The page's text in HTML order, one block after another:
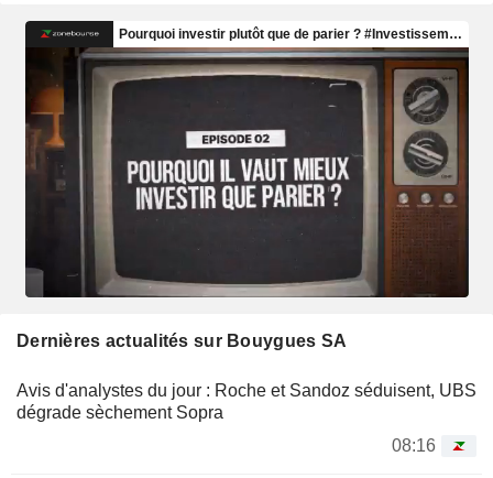
Dernières actualités sur Bouygues SA
Avis d'analystes du jour : Roche et Sandoz séduisent, UBS
dégrade sèchement Sopra
08:16